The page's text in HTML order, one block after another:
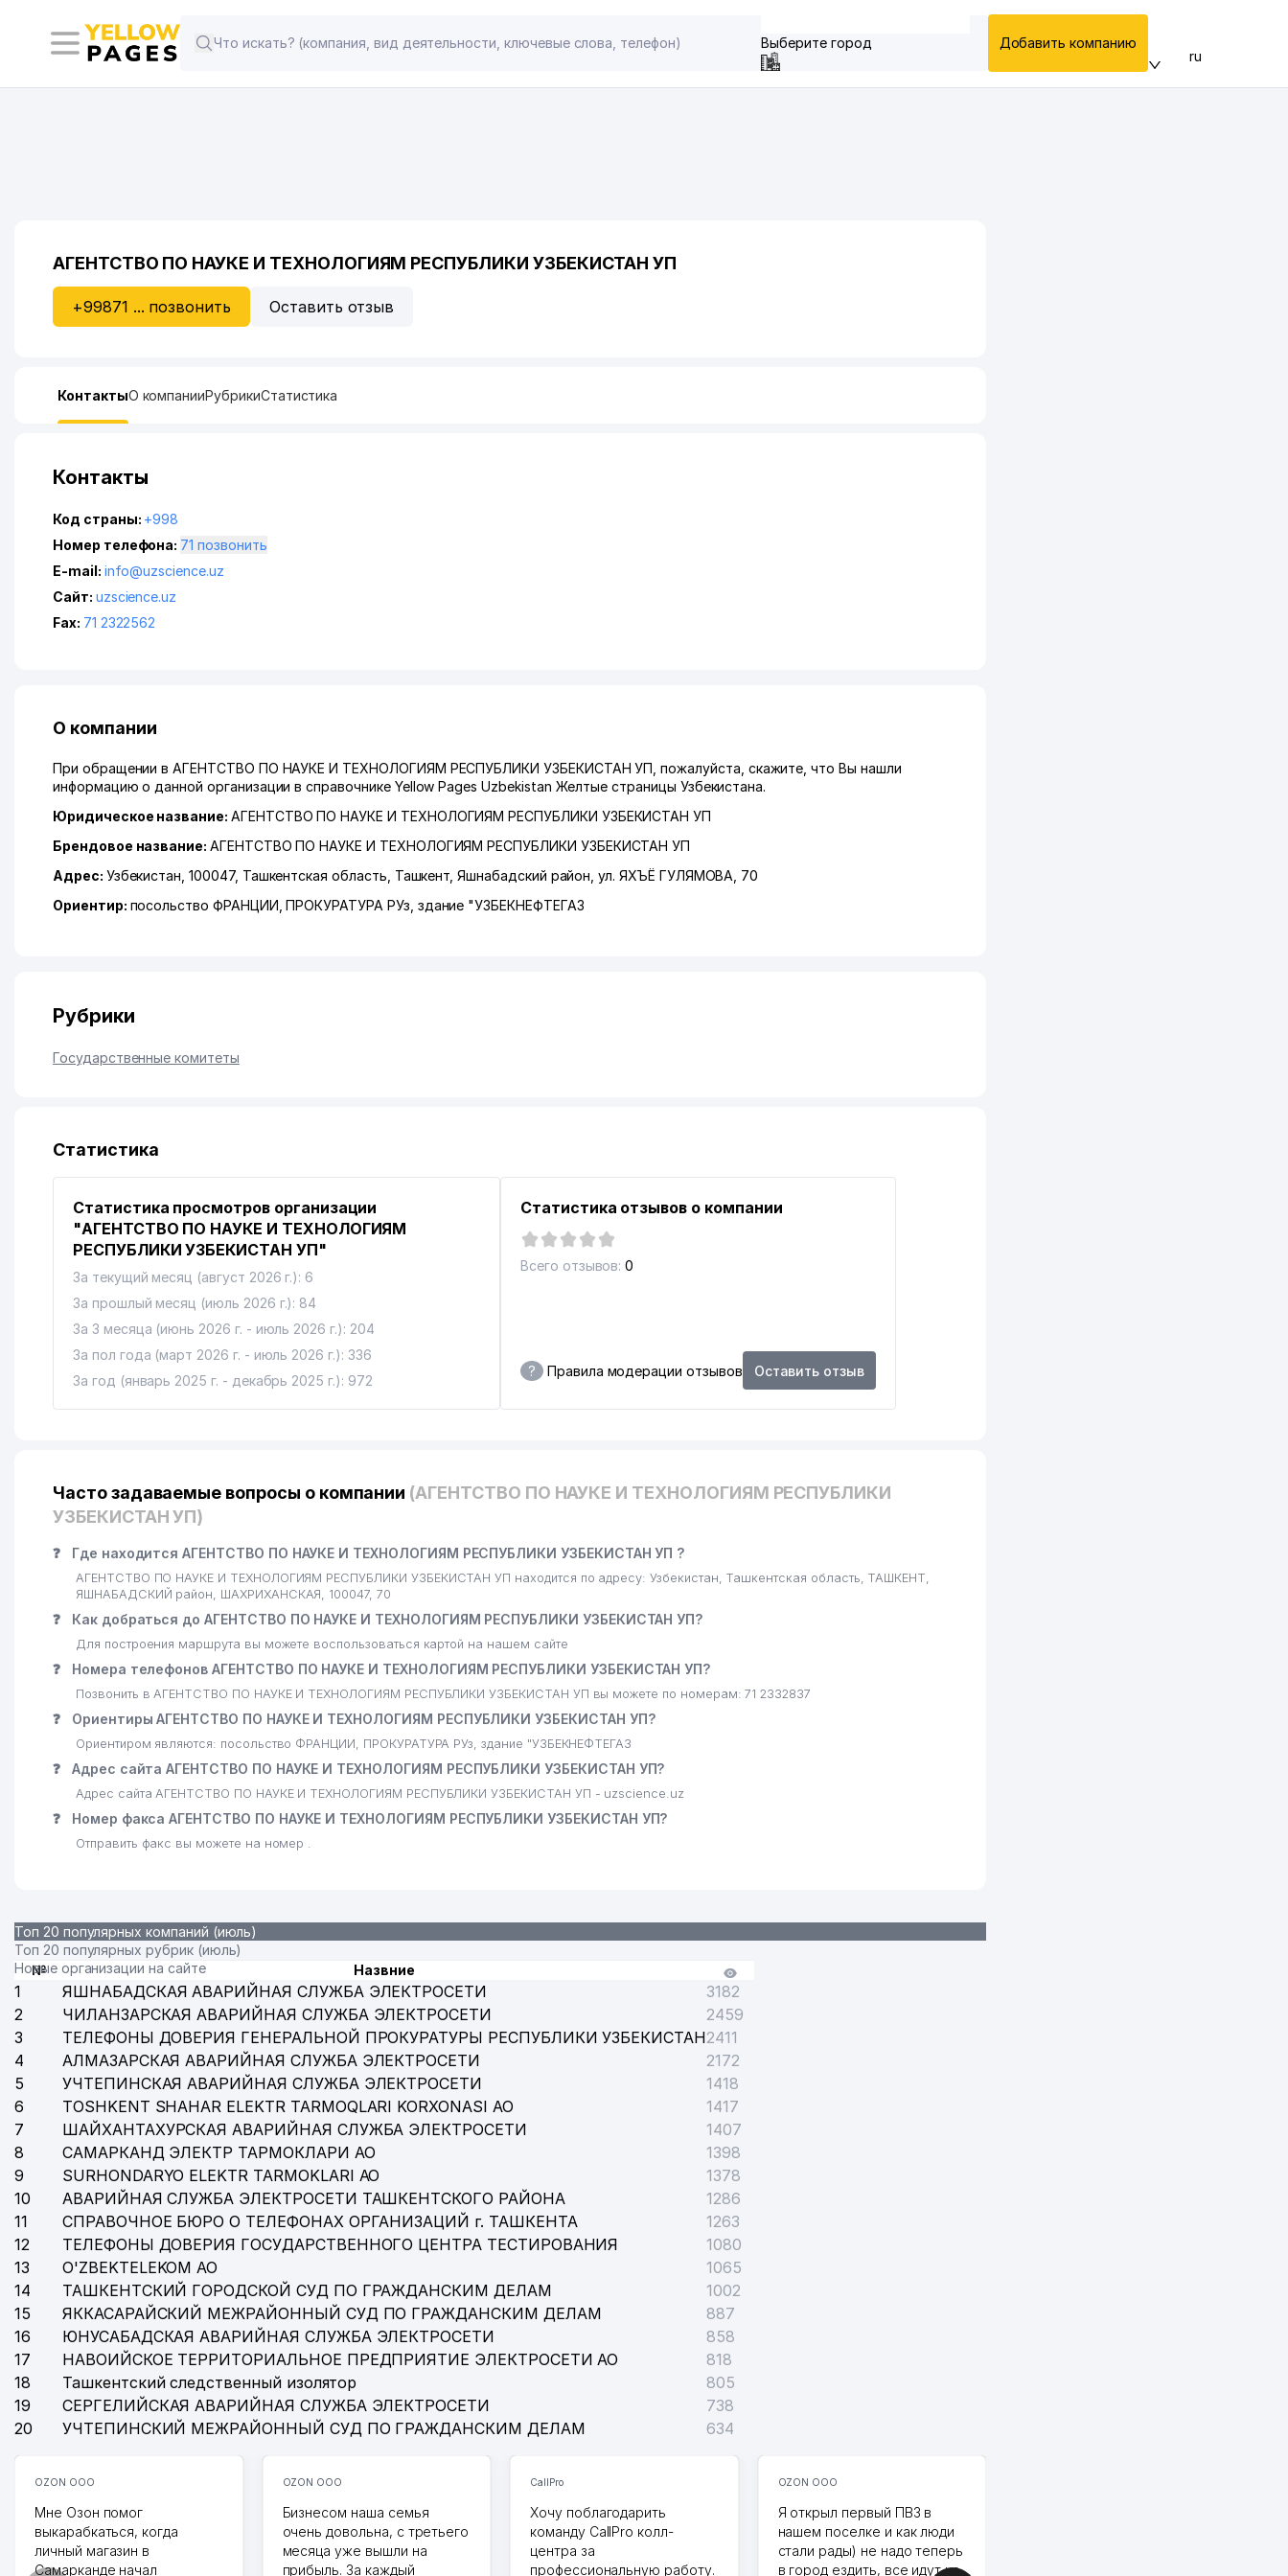
Выберите город Добавить компанию
ru
АГЕНТСТВО ПО НАУКЕ И ТЕХНОЛОГИЯМ РЕСПУБЛИКИ УЗБЕКИСТАН УП
+99871 ... позвонить Оставить отзыв
КонтактыО компанииРубрикиСтатистика
Контакты
Код страны: +998
Номер телефона:
71 позвонить
E-mail: info@uzscience.uz
Сайт: uzscience.uz
Fax: 71 2322562
О компании
При обращении в АГЕНТСТВО ПО НАУКЕ И ТЕХНОЛОГИЯМ РЕСПУБЛИКИ УЗБЕКИСТАН УП, пожалуйста, скажите, что Вы нашли
информацию о данной организации в справочнике Yellow Pages Uzbekistan Желтые страницы Узбекистана.
Юридическое название: АГЕНТСТВО ПО НАУКЕ И ТЕХНОЛОГИЯМ РЕСПУБЛИКИ УЗБЕКИСТАН УП
Брендовое название: АГЕНТСТВО ПО НАУКЕ И ТЕХНОЛОГИЯМ РЕСПУБЛИКИ УЗБЕКИСТАН УП
Адрес: Узбекистан, 100047, Ташкентская область Ташкент ,Яшнабадский район ,ул. ЯХЪЁ ГУЛЯМОВА , 70
Ориентир: посольство ФРАНЦИИ, ПРОКУРАТУРА РУз, здание "УЗБЕКНЕФТЕГАЗ
Рубрики
Государственные комитеты
Статистика
Статистика просмотров организации
"АГЕНТСТВО ПО НАУКЕ И ТЕХНОЛОГИЯМ
РЕСПУБЛИКИ УЗБЕКИСТАН УП"
За текущий месяц (август 2026 г.): 6
За прошлый месяц (июль 2026 г.): 84
За 3 месяца (июнь 2026 г. - июль 2026 г.): 204
За пол года (март 2026 г. - июль 2026 г.): 336
За год (январь 2025 г. - декабрь 2025 г.): 972
Статистика отзывов о компании
Всего отзывов: 0
? Правила модерации отзывов Оставить отзыв
Часто задаваемые вопросы о компании (АГЕНТСТВО ПО НАУКЕ И ТЕХНОЛОГИЯМ РЕСПУБЛИКИ
УЗБЕКИСТАН УП)
❓ Где находится АГЕНТСТВО ПО НАУКЕ И ТЕХНОЛОГИЯМ РЕСПУБЛИКИ УЗБЕКИСТАН УП ?
АГЕНТСТВО ПО НАУКЕ И ТЕХНОЛОГИЯМ РЕСПУБЛИКИ УЗБЕКИСТАН УП находится по адресу: Узбекистан, Ташкентская область, ТАШКЕНТ,
ЯШНАБАДСКИЙ район, ШАХРИХАНСКАЯ, 100047, 70
❓ Как добраться до АГЕНТСТВО ПО НАУКЕ И ТЕХНОЛОГИЯМ РЕСПУБЛИКИ УЗБЕКИСТАН УП?
Для построения маршрута вы можете воспользоваться картой на нашем сайте
❓ Номера телефонов АГЕНТСТВО ПО НАУКЕ И ТЕХНОЛОГИЯМ РЕСПУБЛИКИ УЗБЕКИСТАН УП?
Позвонить в АГЕНТСТВО ПО НАУКЕ И ТЕХНОЛОГИЯМ РЕСПУБЛИКИ УЗБЕКИСТАН УП вы можете по номерам: 71 2332837
❓ Ориентиры АГЕНТСТВО ПО НАУКЕ И ТЕХНОЛОГИЯМ РЕСПУБЛИКИ УЗБЕКИСТАН УП?
Ориентиром являются: посольство ФРАНЦИИ, ПРОКУРАТУРА РУз, здание "УЗБЕКНЕФТЕГАЗ
❓ Адрес сайта АГЕНТСТВО ПО НАУКЕ И ТЕХНОЛОГИЯМ РЕСПУБЛИКИ УЗБЕКИСТАН УП?
Адрес сайта АГЕНТСТВО ПО НАУКЕ И ТЕХНОЛОГИЯМ РЕСПУБЛИКИ УЗБЕКИСТАН УП - uzscience.uz
❓ Номер факса АГЕНТСТВО ПО НАУКЕ И ТЕХНОЛОГИЯМ РЕСПУБЛИКИ УЗБЕКИСТАН УП?
Отправить факс вы можете на номер .
Топ 20 популярных компаний (июль)
Топ 20 популярных рубрик (июль)
Новые организации на сайте
№ Назвние
1 ЯШНАБАДСКАЯ АВАРИЙНАЯ СЛУЖБА ЭЛЕКТРОСЕТИ
3182
2
ЧИЛАНЗАРСКАЯ АВАРИЙНАЯ СЛУЖБА ЭЛЕКТРОСЕТИ
2459
3
ТЕЛЕФОНЫ ДОВЕРИЯ ГЕНЕРАЛЬНОЙ ПРОКУРАТУРЫ РЕСПУБЛИКИ УЗБЕКИСТАН2411
4
АЛМАЗАРСКАЯ АВАРИЙНАЯ СЛУЖБА ЭЛЕКТРОСЕТИ
2172
5
УЧТЕПИНСКАЯ АВАРИЙНАЯ СЛУЖБА ЭЛЕКТРОСЕТИ
1418
6
TOSHKENT SHAHAR ELEKTR TARMOQLARI KORXONASI АО
1417
7
ШАЙХАНТАХУРСКАЯ АВАРИЙНАЯ СЛУЖБА ЭЛЕКТРОСЕТИ
1407
8
САМАРКАНД ЭЛЕКТР ТАРМОКЛАРИ АО
1398
9
SURHONDARYO ELEKTR TARMOKLARI АО
1378
10
АВАРИЙНАЯ СЛУЖБА ЭЛЕКТРОСЕТИ ТАШКЕНТСКОГО РАЙОНА
1286
11
СПРАВОЧНОЕ БЮРО О ТЕЛЕФОНАХ ОРГАНИЗАЦИЙ г. ТАШКЕНТА
1263
12
ТЕЛЕФОНЫ ДОВЕРИЯ ГОСУДАРСТВЕННОГО ЦЕНТРА ТЕСТИРОВАНИЯ
1080
13
O'ZBEKTELEKOM АО
1065
14
ТАШКЕНТСКИЙ ГОРОДСКОЙ СУД ПО ГРАЖДАНСКИМ ДЕЛАМ
1002
15
ЯККАСАРАЙСКИЙ МЕЖРАЙОННЫЙ СУД ПО ГРАЖДАНСКИМ ДЕЛАМ
887
16
ЮНУСАБАДСКАЯ АВАРИЙНАЯ СЛУЖБА ЭЛЕКТРОСЕТИ
858
17
НАВОИЙСКОЕ ТЕРРИТОРИАЛЬНОЕ ПРЕДПРИЯТИЕ ЭЛЕКТРОСЕТИ АО
818
18
Ташкентский следственный изолятор
805
19
СЕРГЕЛИЙСКАЯ АВАРИЙНАЯ СЛУЖБА ЭЛЕКТРОСЕТИ
738
20
УЧТЕПИНСКИЙ МЕЖРАЙОННЫЙ СУД ПО ГРАЖДАНСКИМ ДЕЛАМ 634
OZON ООО
Мне Озон помог
выкарабкаться, когда
личный магазин в
Самарканде начал
OZON ООО
Бизнесом наша семья
очень довольна, с третьего
месяца уже вышли на
прибыль. За каждый
CallPro
Хочу поблагодарить
команду CallPro колл-
центра за
профессиональную работу.
OZON ООО
Я открыл первый ПВЗ в
нашем поселке и как люди
стали рады) не надо теперь
в город ездить, все идут ко